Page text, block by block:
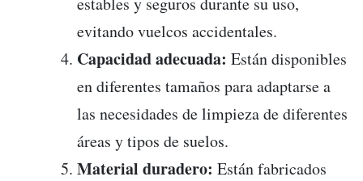
evitando vuelcos accidentales.
Capacidad adecuada: Están disponibles
en diferentes tamaños para adaptarse a
las necesidades de limpieza de diferentes
áreas y tipos de suelos.
Material duradero: Están fabricados